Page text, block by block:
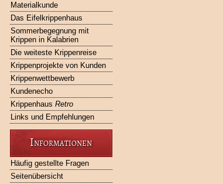
Materialkunde
Das Eifelkrippenhaus
Sommerbegegnung mit
Krippen in Kalabrien
Die weiteste Krippenreise
Krippenprojekte von Kunden
Krippenwettbewerb
Kundenecho
Krippenhaus Retro
Links und Empfehlungen
Informationen
Häufig gestellte Fragen
Seitenübersicht